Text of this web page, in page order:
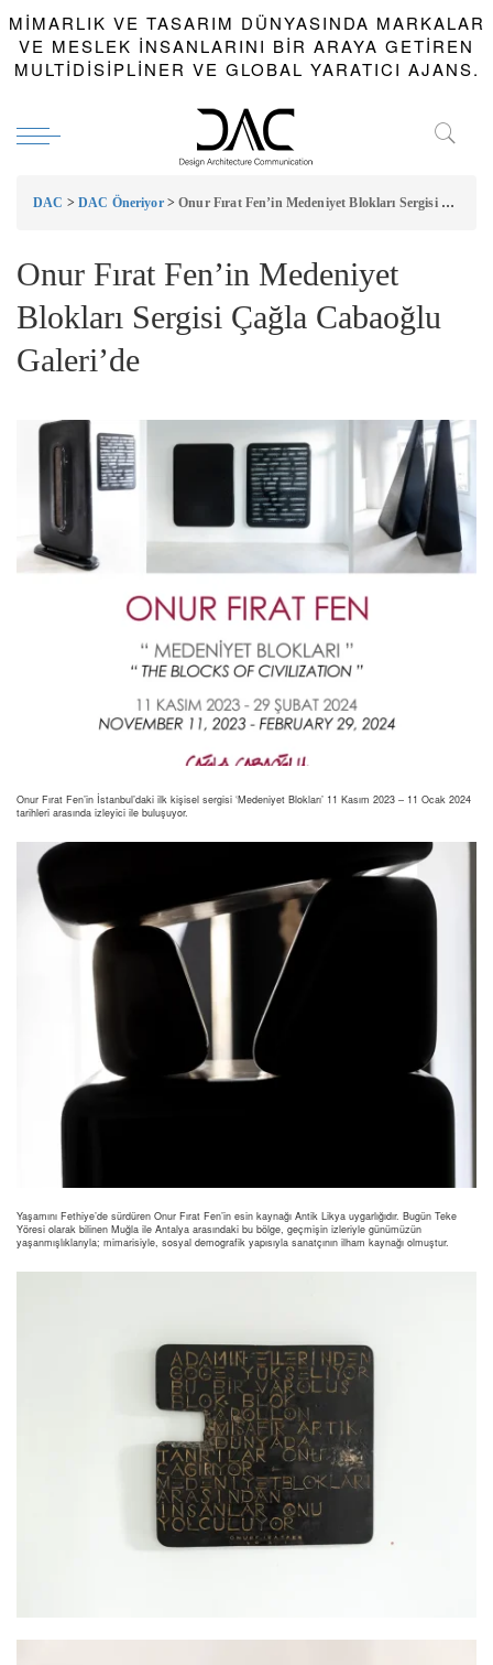
MIMARLIK VE TASARIM DÜNYASINDA MARKALAR
VE MESLEK INSANLARINI BIR ARAYA GETIREN
MULTIDISIPLINER VE GLOBAL YARATICI AJANS.
DAC > DAC Öneriyor>Onur Fırat Fen’in Medeniyet Blokları Sergisi Çağla Cabaoğlu Galeri’de
Onur Fırat Fen’in Medeniyet
Blokları Sergisi Çağla Cabaoğlu
Galeri’de
Onur Fırat Fen’in İstanbul’daki ilk kişisel sergisi ‘Medeniyet Blokları’ 11 Kasım 2023 – 11 Ocak 2024
tarihleri arasında izleyici ile buluşuyor.
Yaşamını Fethiye’de sürdüren Onur Fırat Fen’in esin kaynağı Antik Likya uygarlığıdır. Bugün Teke
Yöresi olarak bilinen Muğla ile Antalya arasındaki bu bölge, geçmişin izleriyle günümüzün
yaşanmışlıklarıyla; mimarisiyle, sosyal demografik yapısıyla sanatçının ilham kaynağı olmuştur.